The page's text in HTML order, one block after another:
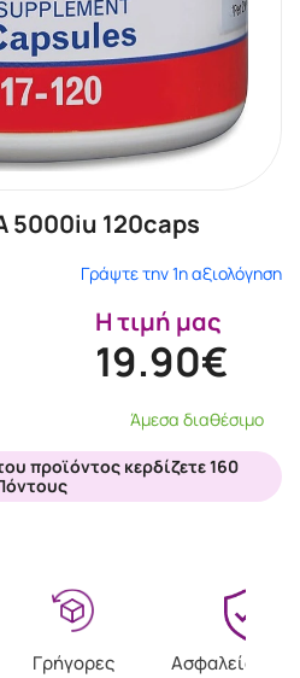
5000iu 120caps
Γράψτε την 1η αξιολόγηση
Η τιμή μας
19.90€
Άμεσα διαθέσιμο
προϊόντος κερδίζετε 160
Γρήγορες
Ασφαλείς